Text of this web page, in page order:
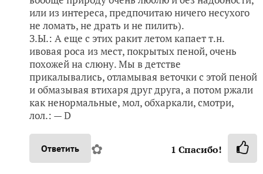
или из интереса, предпочитаю ничего несухого
не ломать, не драть и не пилить).
З.Ы.: А еще с этих ракит летом капает т.н.
ивовая роса из мест, покрытых пеной, очень
похожей на слюну. Мы в детстве
прикалывались, отламывая веточки с этой пеной
и обмазывая втихаря друг друга, а потом ржали
как ненормальные, мол, обхаркали, смотри,
лол.: — D
Ответить ✿ 1 Спасибо!